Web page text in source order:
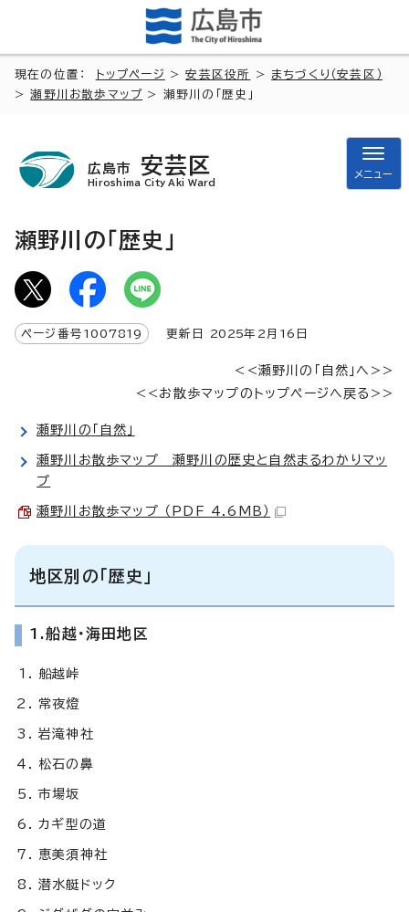
現在の位置： トップページ >安芸区役所 > まちづくり（安芸区）
>瀬野川お散歩マップ > 瀬野川の「歴史」
広島市 安芸区
Hiroshima City Aki Ward
メニュー
瀬野川の「歴史」
ページ番号 1007819 更新日 2025年2月 16 日
<<瀬野川の「自然」へ>>
<<お散歩マップのトップページへ戻る>>
瀬野川の「自然」
瀬野川お散歩マップ 瀬野川の歴史と自然まるわかりマッ
プ
瀬野川お散歩マップ （PDF 4.6MB）
地区別の「歴史」
1.船越・海田地区
船越峠
常夜燈
岩滝神社
松石の鼻
市場坂
カギ型の道
恵美須神社
潜水艇ドック